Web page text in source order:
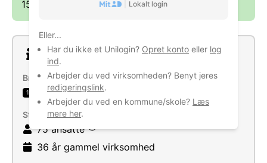
Lokalt login
Eller...
Har du ikke et Unilogin? Opret konto eller log
ind.
Arbejder du ved virksomheden? Benyt jeres
redigeringslink.
Arbejder du ved en kommune/skole? Læs
mere her.
15. sept. 2025
Om virksomheden
Brancher
1 Maskinforarbejdning af metal
Størrelse
75 ansatte
36 år gammel virksomhed